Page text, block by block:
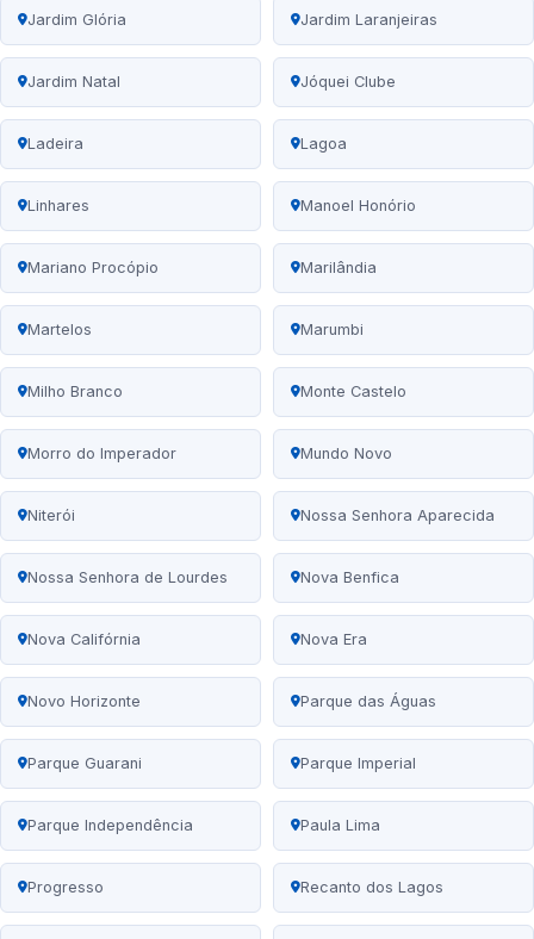
Jardim Glória Jardim Laranjeiras
Jardim Natal Jóquei Clube
Ladeira Lagoa
Linhares Manoel Honório
Mariano Procópio Marilândia
Martelos Marumbi
Milho Branco Monte Castelo
Morro do Imperador Mundo Novo
Niterói Nossa Senhora Aparecida
Nossa Senhora de Lourdes Nova Benfica
Nova Califórnia Nova Era
Novo Horizonte Parque das Águas
Parque Guarani Parque Imperial
Parque Independência Paula Lima
Progresso Recanto dos Lagos